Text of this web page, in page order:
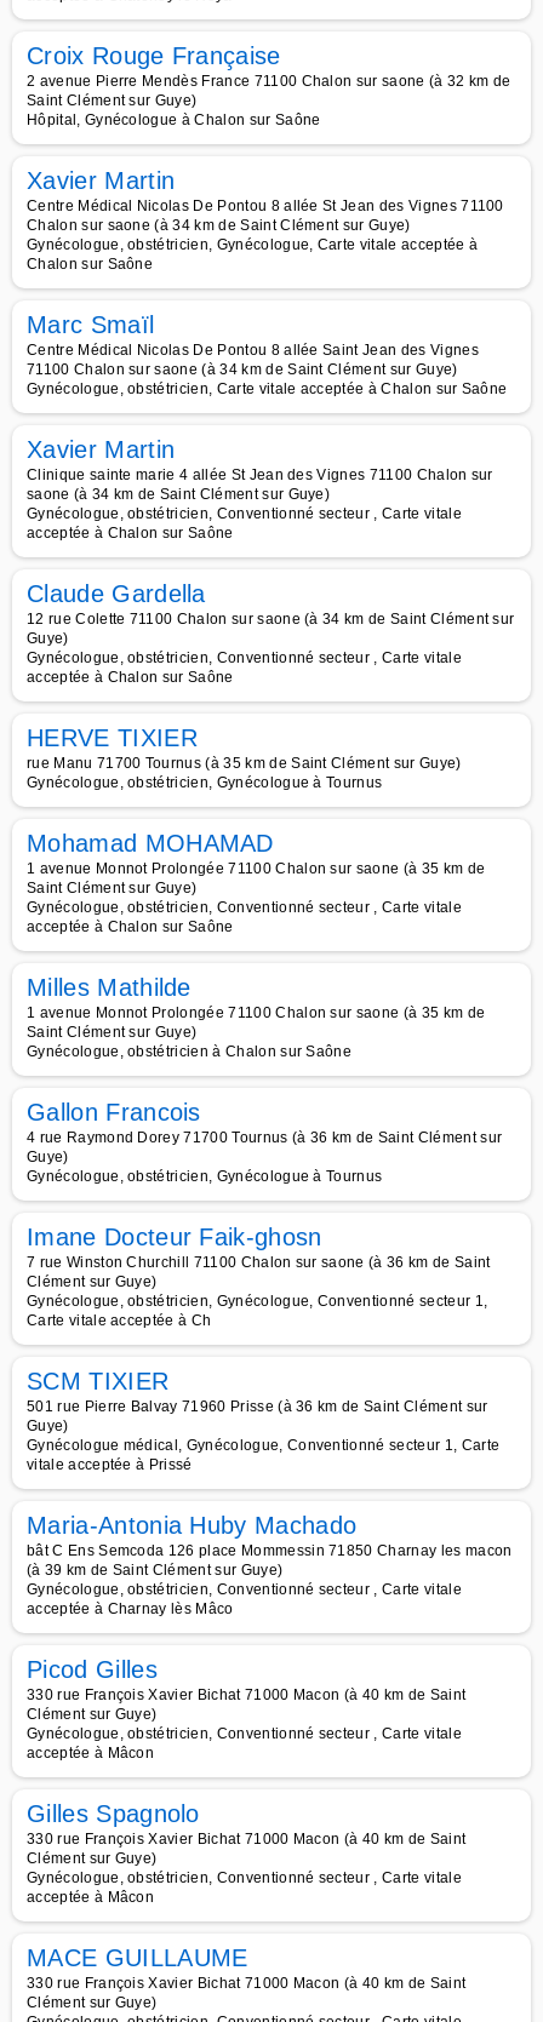
Croix Rouge Française
2 avenue Pierre Mendès France 71100 Chalon sur saone (à 32 km de
Saint Clément sur Guye)
Hôpital, Gynécologue à Chalon sur Saône
Xavier Martin
Centre Médical Nicolas De Pontou 8 allée St Jean des Vignes 71100
Chalon sur saone (à 34 km de Saint Clément sur Guye)
Gynécologue, obstétricien, Gynécologue, Carte vitale acceptée à
Chalon sur Saône
Marc Smaïl
Centre Médical Nicolas De Pontou 8 allée Saint Jean des Vignes
71100 Chalon sur saone (à 34 km de Saint Clément sur Guye)
Gynécologue, obstétricien, Carte vitale acceptée à Chalon sur Saône
Xavier Martin
Clinique sainte marie 4 allée St Jean des Vignes 71100 Chalon sur
saone (à 34 km de Saint Clément sur Guye)
Gynécologue, obstétricien, Conventionné secteur , Carte vitale
acceptée à Chalon sur Saône
Claude Gardella
12 rue Colette 71100 Chalon sur saone (à 34 km de Saint Clément sur
Guye)
Gynécologue, obstétricien, Conventionné secteur , Carte vitale
acceptée à Chalon sur Saône
HERVE TIXIER
rue Manu 71700 Tournus (à 35 km de Saint Clément sur Guye)
Gynécologue, obstétricien, Gynécologue à Tournus
Mohamad MOHAMAD
1 avenue Monnot Prolongée 71100 Chalon sur saone (à 35 km de
Saint Clément sur Guye)
Gynécologue, obstétricien, Conventionné secteur , Carte vitale
acceptée à Chalon sur Saône
Milles Mathilde
1 avenue Monnot Prolongée 71100 Chalon sur saone (à 35 km de
Saint Clément sur Guye)
Gynécologue, obstétricien à Chalon sur Saône
Gallon Francois
4 rue Raymond Dorey 71700 Tournus (à 36 km de Saint Clément sur
Guye)
Gynécologue, obstétricien, Gynécologue à Tournus
Imane Docteur Faik-ghosn
7 rue Winston Churchill 71100 Chalon sur saone (à 36 km de Saint
Clément sur Guye)
Gynécologue, obstétricien, Gynécologue, Conventionné secteur 1,
Carte vitale acceptée à Ch
SCM TIXIER
501 rue Pierre Balvay 71960 Prisse (à 36 km de Saint Clément sur
Guye)
Gynécologue médical, Gynécologue, Conventionné secteur 1, Carte
vitale acceptée à Prissé
Maria-Antonia Huby Machado
bât C Ens Semcoda 126 place Mommessin 71850 Charnay les macon
(à 39 km de Saint Clément sur Guye)
Gynécologue, obstétricien, Conventionné secteur , Carte vitale
acceptée à Charnay lès Mâco
Picod Gilles
330 rue François Xavier Bichat 71000 Macon (à 40 km de Saint
Clément sur Guye)
Gynécologue, obstétricien, Conventionné secteur , Carte vitale
acceptée à Mâcon
Gilles Spagnolo
330 rue François Xavier Bichat 71000 Macon (à 40 km de Saint
Clément sur Guye)
Gynécologue, obstétricien, Conventionné secteur , Carte vitale
acceptée à Mâcon
MACE GUILLAUME
330 rue François Xavier Bichat 71000 Macon (à 40 km de Saint
Clément sur Guye)